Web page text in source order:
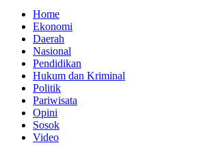
Home
Ekonomi
Daerah
Nasional
Pendidikan
Hukum dan Kriminal
Politik
Pariwisata
Opini
Sosok
Video